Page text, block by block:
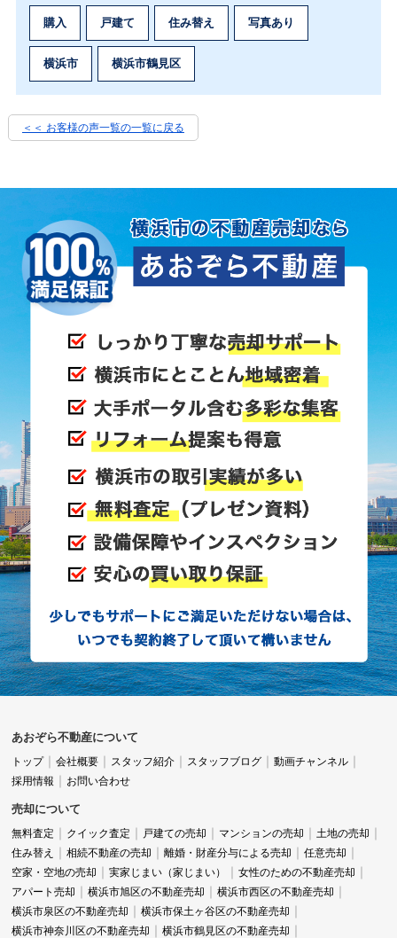
購入 戸建て 住み替え 写真あり
横浜市 横浜市鶴見区
＜＜ お客様の声一覧の一覧に戻る
あおぞら不動産について
トップ 会社概要 スタッフ紹介 スタッフブログ
動画チャンネル
採用情報
お問い合わせ
売却について
無料査定 クイック査定 戸建ての売却 マンションの売却
土地の売却
住み替え
相続不動産の売却 離婚・財産分与による売却
任意売却
空家・空地の売却
実家じまい（家じまい）
女性のための不動産売却
アパート売却
横浜市旭区の不動産売却
横浜市西区の不動産売却
横浜市泉区の不動産売却
横浜市保土ヶ谷区の不動産売却
横浜市神奈川区の不動産売却
横浜市鶴見区の不動産売却